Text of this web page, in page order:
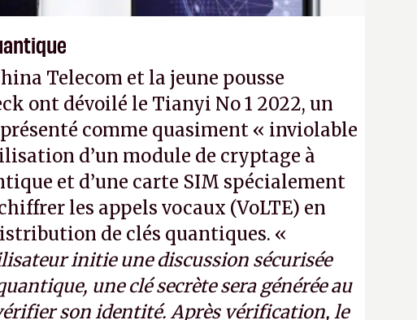
Telecom et la jeune pousse
ont dévoilé le Tianyi No 1 2022, un
comme quasiment « inviolable
d’un module de cryptage à
et d’une carte SIM spécialement
les appels vocaux (VoLTE) en
de clés quantiques. «
initie une discussion sécurisée
une clé secrète sera générée au
son identité. Après vérification, le